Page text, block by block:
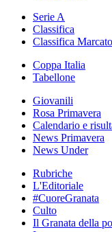
Serie A
Classifica
Classifica
Coppa Italia
Tabellone
Giovanili
Rosa Primavera
Calendario e
News Primavera
News Under
Rubriche
L'Editoriale
#CuoreGranata
Culto
Il Granata della